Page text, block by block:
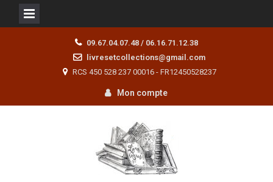
09.67.04.07.48 / 06.16.71.12.38
livresetcollections@gmail.com
RCS 450 528 237 00016 - FR12450528237
Mon compte